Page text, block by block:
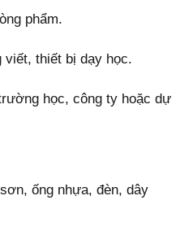
phẩm.
viết, thiết bị dạy học.
học, công ty hoặc dự
ống nhựa, đèn, dây